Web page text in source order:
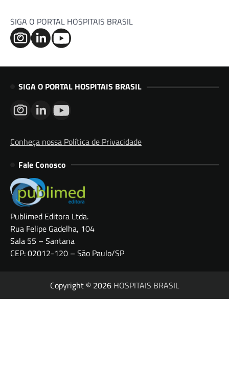
SIGA O PORTAL HOSPITAIS BRASIL
SIGA O PORTAL HOSPITAIS BRASIL
Conheça nossa Política de Privacidade
Fale Conosco
Publimed Editora Ltda.
Rua Felipe Gadelha, 104
Sala 55 – Santana
CEP: 02012-120 – São Paulo/SP
Copyright © 2026 HOSPITAIS BRASIL